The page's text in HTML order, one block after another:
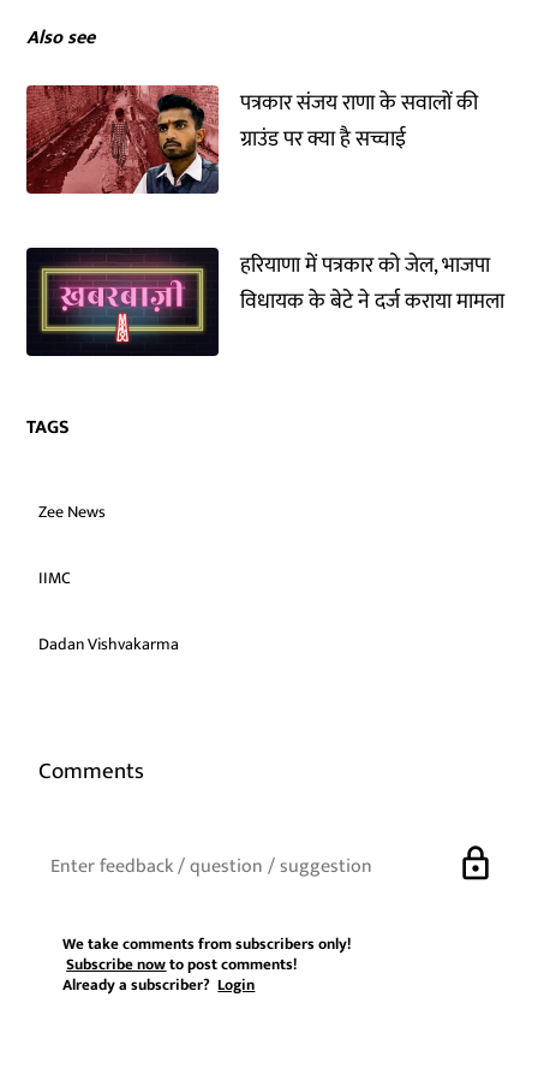
Also see
पत्रकार संजय राणा के सवालों की
ग्राउंड पर क्या है सच्चाई
हरियाणा में पत्रकार को जेल, भाजपा
विधायक के बेटे ने दर्ज कराया मामला
TAGS
Zee News
IIMC
Dadan Vishvakarma
Comments
lock
We take comments from subscribers only!
Subscribe nowto post comments!
Already a subscriber?Login